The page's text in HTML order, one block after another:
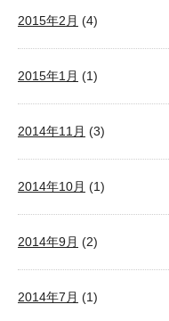
2015年2月 (4)
2015年1月 (1)
2014年11月 (3)
2014年10月 (1)
2014年9月 (2)
2014年7月 (1)